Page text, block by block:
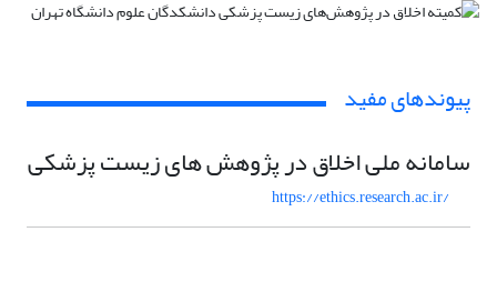
پیوندهای مفید
سامانه ملی اخلاق در پژوهش های زیست پزشکی
https://ethics.research.ac.ir/